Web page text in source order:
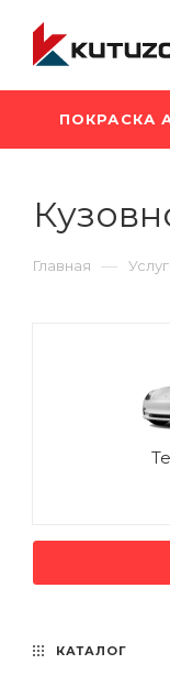
ПОКРАСКА
Главная —
КАТАЛОГ